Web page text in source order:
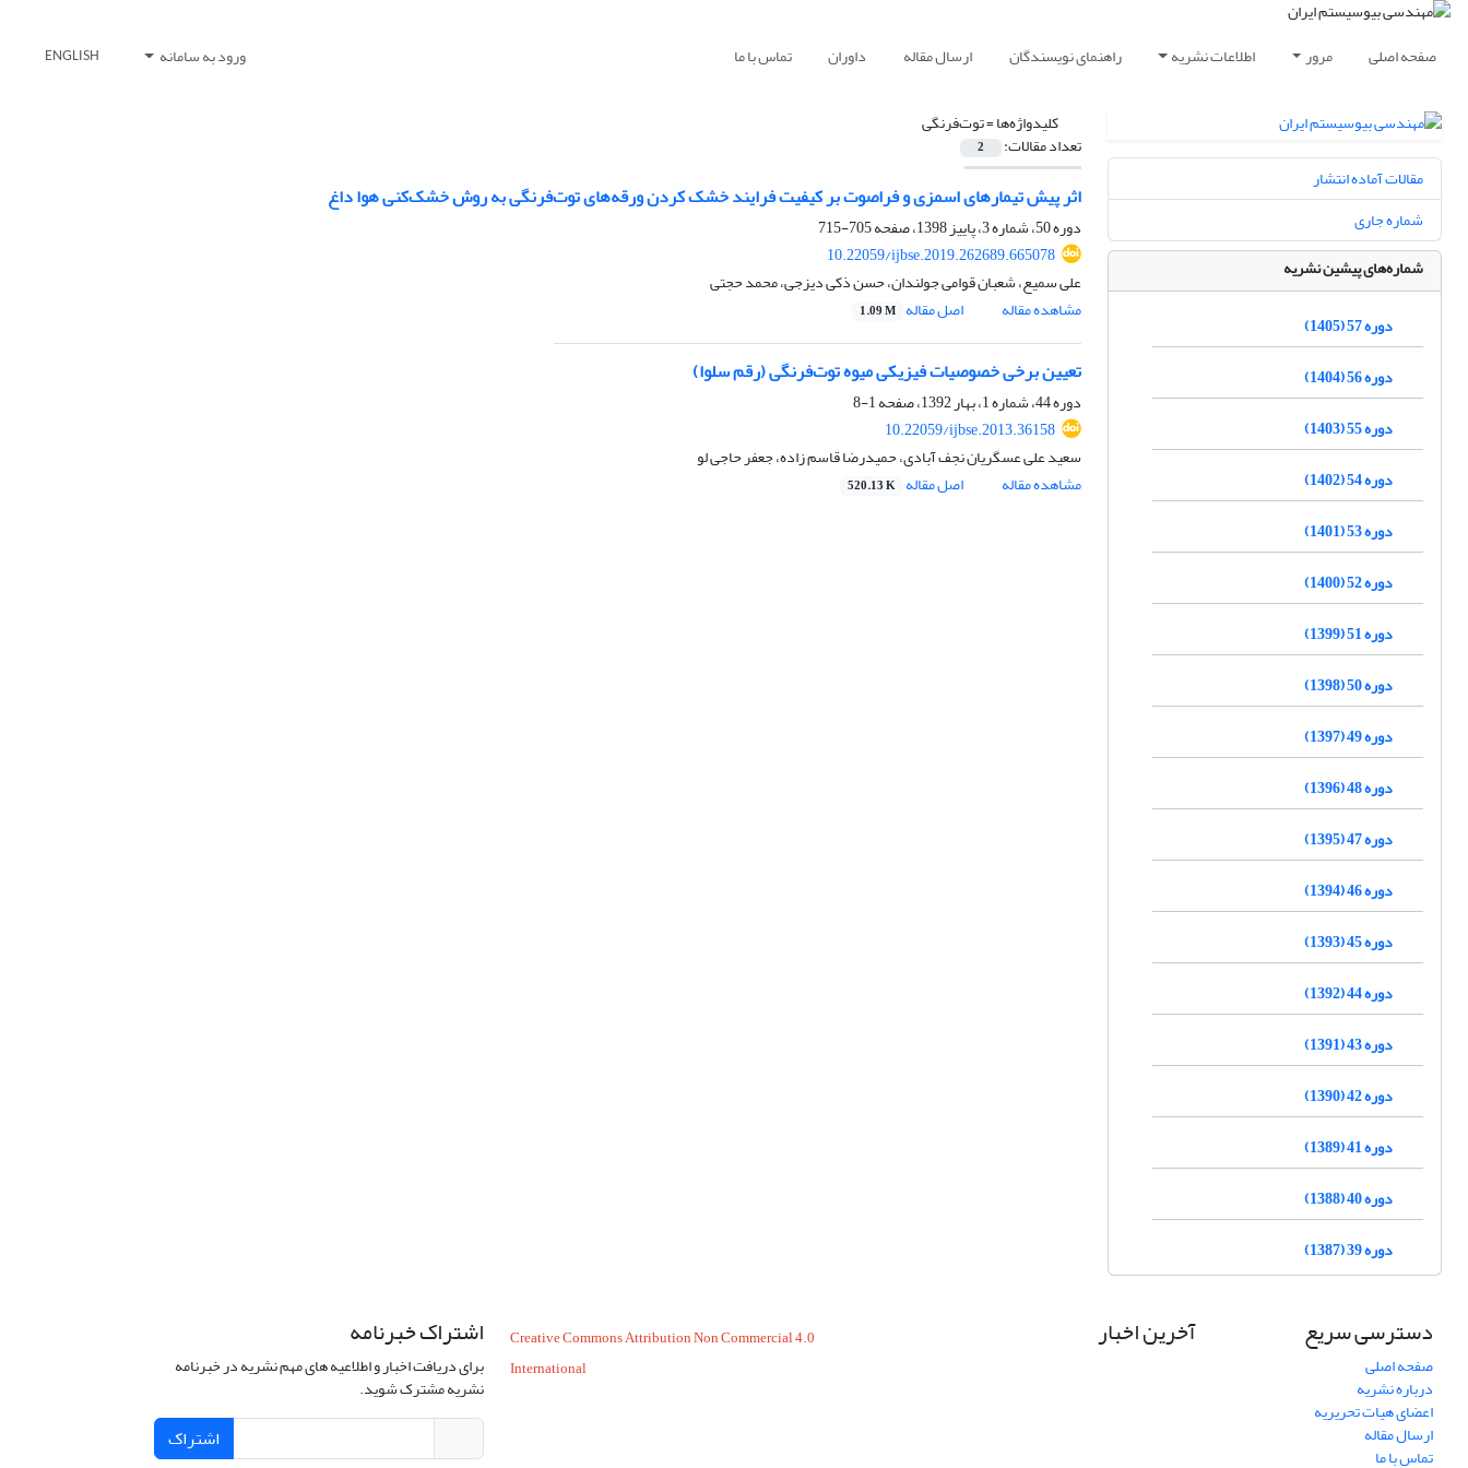
صفحه اصلی مرور اطلاعات نشریه راهنمای نویسندگان ارسال مقاله داوران تماس با ما ورود به سامانه ENGLISH
کلیدواژه‌ها =توت‌فرنگی
تعداد مقالات: 2
اثر پیش تیمارهای اسمزی و فراصوت بر کیفیت فرایند خشک کردن ورقه‌های توت‌فرنگی به روش خشک‌کنی هوا داغ
دوره 50، شماره 3، پاییز 1398، صفحه
705-715
10.22059/ijbse.2019.262689.665078
علی سمیع، شعبان قوامی جولندان، حسن ذکی دیزجی، محمد حجتی
مشاهده مقاله
اصل مقاله 1.09 M
تعیین برخی خصوصیات فیزیکی میوه توت‌فرنگی (رقم سلوا)
دوره 44، شماره 1، بهار 1392، صفحه
1-8
10.22059/ijbse.2013.36158
سعید علی عسگریان نجف آبادی، حمیدرضا قاسم زاده، جعفر حاجی لو
مشاهده مقاله
اصل مقاله 520.13 K
مقالات آماده انتشار
شماره جاری
شماره‌های پیشین نشریه
دوره 57 (1405)
دوره 56 (1404)
دوره 55 (1403)
دوره 54 (1402)
دوره 53 (1401)
دوره 52 (1400)
دوره 51 (1399)
دوره 50 (1398)
دوره 49 (1397)
دوره 48 (1396)
دوره 47 (1395)
دوره 46 (1394)
دوره 45 (1393)
دوره 44 (1392)
دوره 43 (1391)
دوره 42 (1390)
دوره 41 (1389)
دوره 40 (1388)
دوره 39 (1387)
دسترسی سریع
صفحه اصلی
درباره نشریه
اعضای هیات تحریریه
ارسال مقاله
تماس با ما
آخرین اخبار
Creative Commons Attribution Non Commercial 4.0
International
اشتراک خبرنامه
برای دریافت اخبار و اطلاعیه های مهم نشریه در خبرنامه
نشریه مشترک شوید.
اشتراک